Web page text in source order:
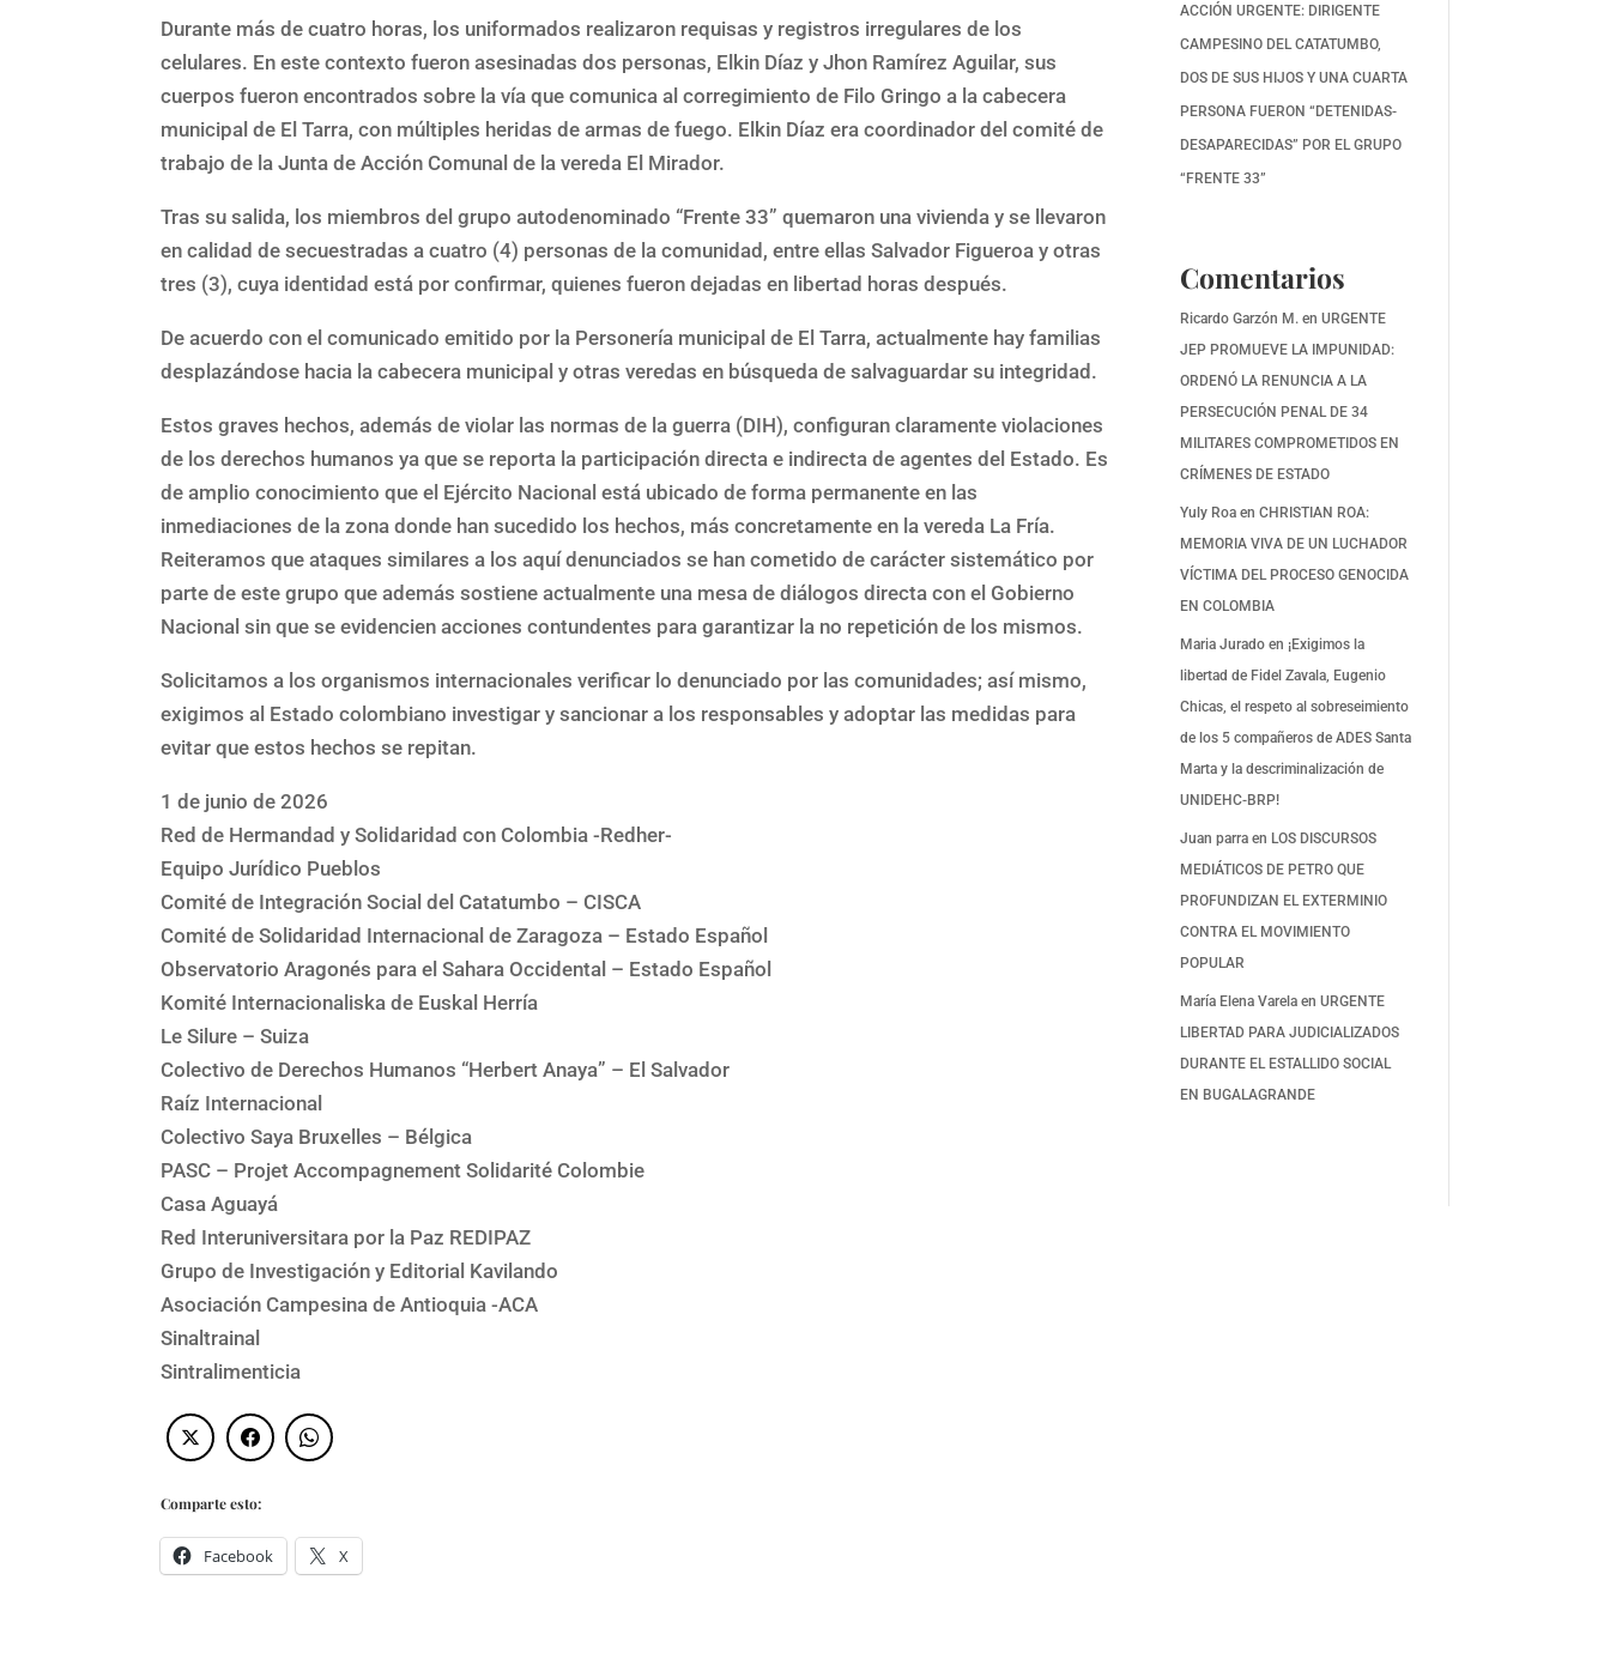
Durante más de cuatro horas, los uniformados realizaron requisas y registros irregulares de los
celulares. En este contexto fueron asesinadas dos personas, Elkin Díaz y Jhon Ramírez Aguilar, sus
cuerpos fueron encontrados sobre la vía que comunica al corregimiento de Filo Gringo a la cabecera
municipal de El Tarra, con múltiples heridas de armas de fuego. Elkin Díaz era coordinador del comité de
trabajo de la Junta de Acción Comunal de la vereda El Mirador.
Tras su salida, los miembros del grupo autodenominado “Frente 33” quemaron una vivienda y se llevaron
en calidad de secuestradas a cuatro (4) personas de la comunidad, entre ellas Salvador Figueroa y otras
tres (3), cuya identidad está por confirmar, quienes fueron dejadas en libertad horas después.
De acuerdo con el comunicado emitido por la Personería municipal de El Tarra, actualmente hay familias
desplazándose hacia la cabecera municipal y otras veredas en búsqueda de salvaguardar su integridad.
Estos graves hechos, además de violar las normas de la guerra (DIH), configuran claramente violaciones
de los derechos humanos ya que se reporta la participación directa e indirecta de agentes del Estado. Es
de amplio conocimiento que el Ejército Nacional está ubicado de forma permanente en las
inmediaciones de la zona donde han sucedido los hechos, más concretamente en la vereda La Fría.
Reiteramos que ataques similares a los aquí denunciados se han cometido de carácter sistemático por
parte de este grupo que además sostiene actualmente una mesa de diálogos directa con el Gobierno
Nacional sin que se evidencien acciones contundentes para garantizar la no repetición de los mismos.
Solicitamos a los organismos internacionales verificar lo denunciado por las comunidades; así mismo,
exigimos al Estado colombiano investigar y sancionar a los responsables y adoptar las medidas para
evitar que estos hechos se repitan.
1 de junio de 2026
Red de Hermandad y Solidaridad con Colombia -Redher-
Equipo Jurídico Pueblos
Comité de Integración Social del Catatumbo – CISCA
Comité de Solidaridad Internacional de Zaragoza – Estado Español
Observatorio Aragonés para el Sahara Occidental – Estado Español
Komité Internacionaliska de Euskal Herría
Le Silure – Suiza
Colectivo de Derechos Humanos “Herbert Anaya” – El Salvador
Raíz Internacional
Colectivo Saya Bruxelles – Bélgica
PASC – Projet Accompagnement Solidarité Colombie
Casa Aguayá
Red Interuniversitara por la Paz REDIPAZ
Grupo de Investigación y Editorial Kavilando
Asociación Campesina de Antioquia -ACA
Sinaltrainal
Sintralimenticia
Comparte esto:
Facebook X
ACCIÓN URGENTE: DIRIGENTE
CAMPESINO DEL CATATUMBO,
DOS DE SUS HIJOS Y UNA CUARTA
PERSONA FUERON “DETENIDAS-
DESAPARECIDAS” POR EL GRUPO
“FRENTE 33”
Comentarios
Ricardo Garzón M. enURGENTE
JEP PROMUEVE LA IMPUNIDAD:
ORDENÓ LA RENUNCIA A LA
PERSECUCIÓN PENAL DE 34
MILITARES COMPROMETIDOS EN
CRÍMENES DE ESTADO
Yuly Roa enCHRISTIAN ROA:
MEMORIA VIVA DE UN LUCHADOR
VÍCTIMA DEL PROCESO GENOCIDA
EN COLOMBIA
Maria Jurado en ¡Exigimos la
libertad de Fidel Zavala, Eugenio
Chicas, el respeto al sobreseimiento
de los 5 compañeros de ADES Santa
Marta y la descriminalización de
UNIDEHC-BRP!
Juan parra en LOS DISCURSOS
MEDIÁTICOS DE PETRO QUE
PROFUNDIZAN EL EXTERMINIO
CONTRA EL MOVIMIENTO
POPULAR
María Elena Varela enURGENTE
LIBERTAD PARA JUDICIALIZADOS
DURANTE EL ESTALLIDO SOCIAL
EN BUGALAGRANDE